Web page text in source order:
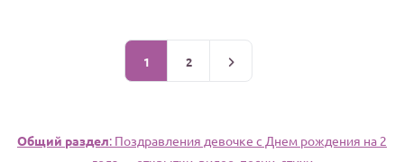
1 2
Общий раздел: Поздравления девочке c Днем рождения на 2